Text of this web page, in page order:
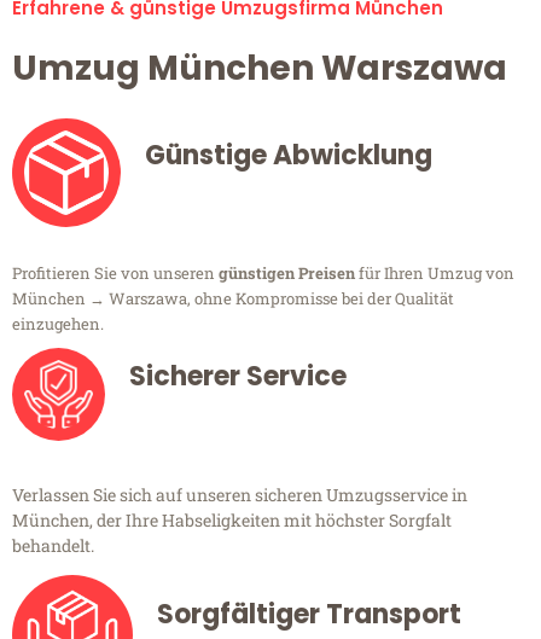
Erfahrene & günstige Umzugsfirma München
Umzug München Warszawa
Günstige Abwicklung
Profitieren Sie von unseren günstigen Preisenfür Ihren Umzug von
München → Warszawa, ohne Kompromisse bei der Qualität
einzugehen.
Sicherer Service
Verlassen Sie sich auf unseren sicheren Umzugsservice in
München, der Ihre Habseligkeiten mit höchster Sorgfalt
behandelt.
Sorgfältiger Transport